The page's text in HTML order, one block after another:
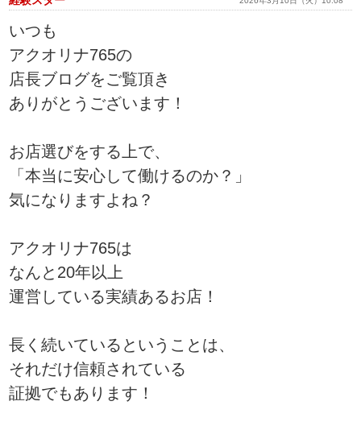
いつも
アクオリナ765の
店長ブログをご覧頂き
ありがとうございます！
お店選びをする上で、
「本当に安心して働けるのか？」
気になりますよね？
アクオリナ765は
なんと20年以上
運営している実績あるお店！
長く続いているということは、
それだけ信頼されている
証拠でもあります！